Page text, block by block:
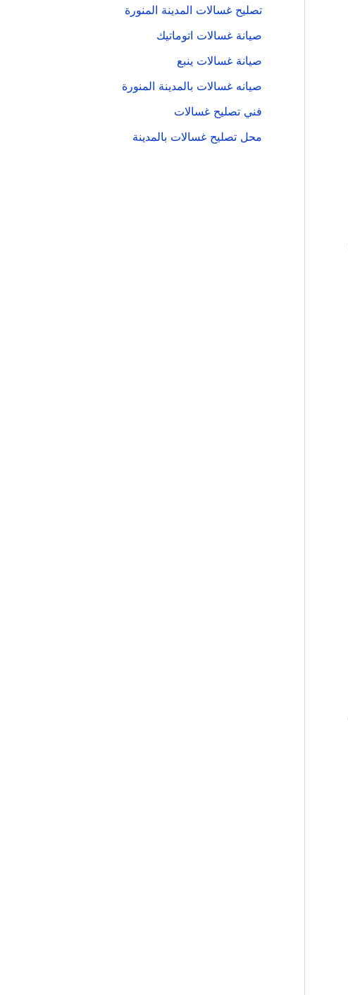
تصليح غسالات المدينة المنورة
صيانة غسالات اتوماتيك
صيانة غسالات ينبع
صيانه غسالات بالمدينة المنورة
فني تصليح غسالات
محل تصليح غسالات بالمدينة